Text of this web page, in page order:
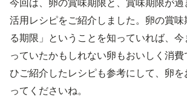
今回は、卵の賞味期限と、賞味期限が
活用レシピをご紹介しました。卵の賞味
る期限」ということを知っていれば、今
っていたかもしれない卵もおいしく消
ひご紹介したレシピも参考にして、卵
ってくださいね。